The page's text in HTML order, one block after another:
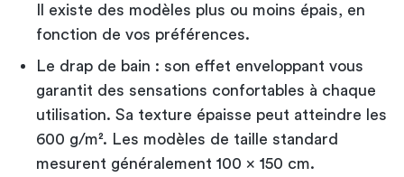
Il existe des modèles plus ou moins épais, en
fonction de vos préférences.
Le drap de bain : son effet enveloppant vous
garantit des sensations confortables à chaque
utilisation. Sa texture épaisse peut atteindre les
600 g/m². Les modèles de taille standard
mesurent généralement 100 x 150 cm.